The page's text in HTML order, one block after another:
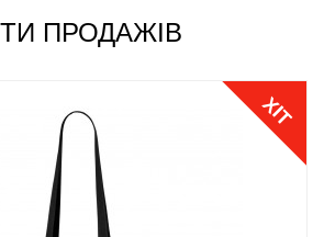
ПРОДАЖІВ
ХІТ